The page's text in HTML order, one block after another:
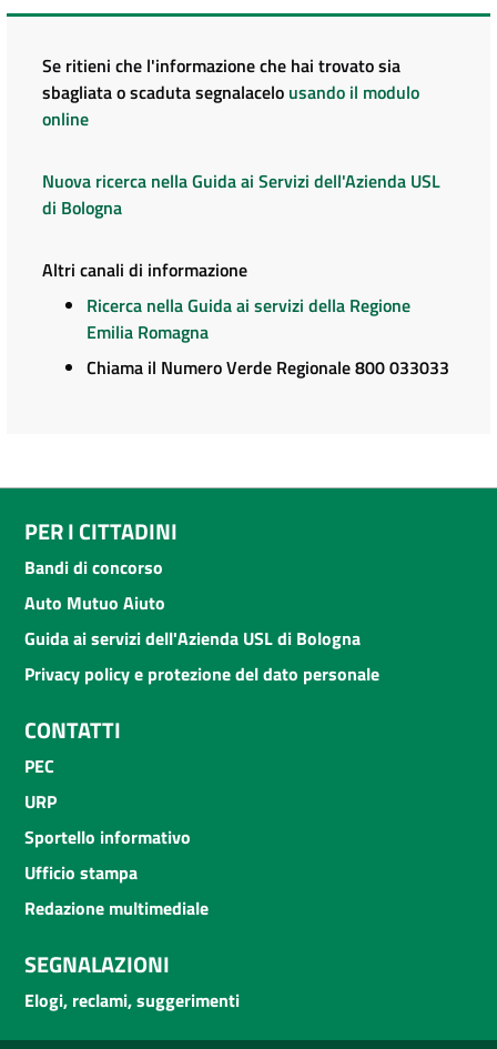
Se ritieni che l'informazione che hai trovato sia
sbagliata o scaduta segnalacelo usando il modulo
online
Nuova ricerca nella Guida ai Servizi dell'Azienda USL
di Bologna
Altri canali di informazione
Ricerca nella Guida ai servizi della Regione
Emilia Romagna
Chiama il Numero Verde Regionale 800 033033
PER I CITTADINI
Bandi di concorso
Auto Mutuo Aiuto
Guida ai servizi dell'Azienda USL di Bologna
Privacy policy e protezione del dato personale
CONTATTI
PEC
URP
Sportello informativo
Ufficio stampa
Redazione multimediale
SEGNALAZIONI
Elogi, reclami, suggerimenti